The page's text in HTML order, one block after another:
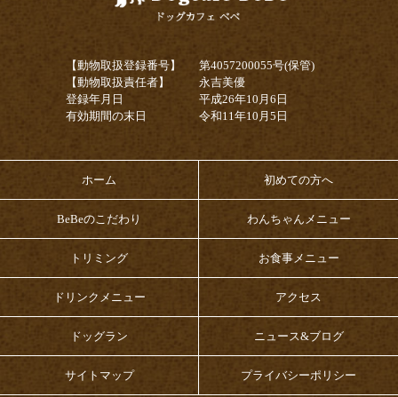
【動物取扱登録番号】
第4057200055号(保管)
【動物取扱責任者】
永吉美優
登録年月日
平成26年10月6日
有効期間の末日
令和11年10月5日
ホーム 初めての方へ
BeBeのこだわり わんちゃんメニュー
トリミング お食事メニュー
ドリンクメニュー アクセス
ドッグラン ニュース&ブログ
サイトマップ プライバシーポリシー